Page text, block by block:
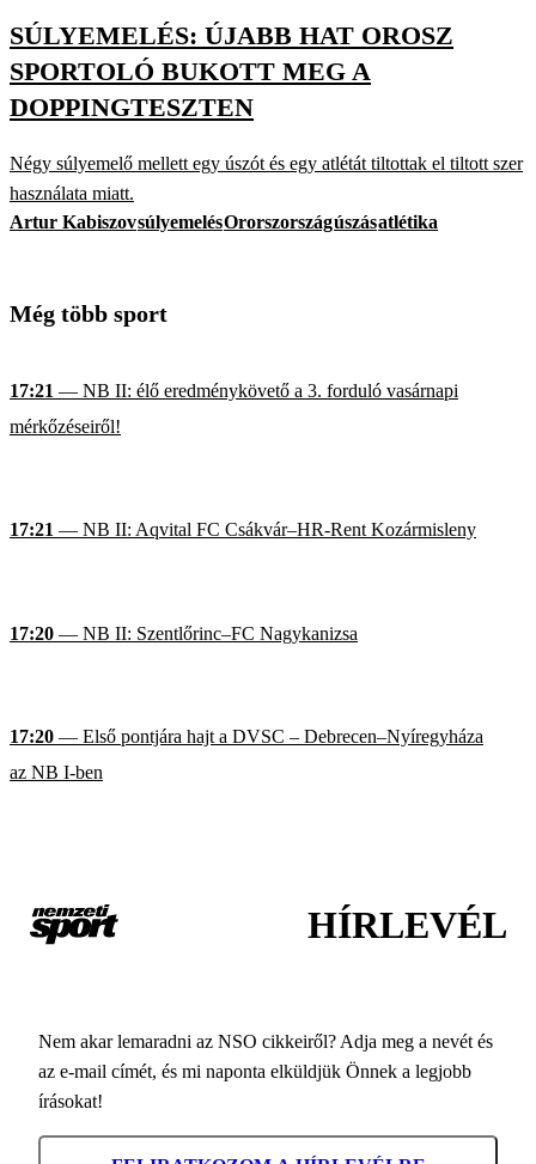
SÚLYEMELÉS: ÚJABB HAT OROSZ
SPORTOLÓ BUKOTT MEG A
DOPPINGTESZTEN
Négy súlyemelő mellett egy úszót és egy atlétát tiltottak el tiltott szer
használata miatt.
Artur KabiszovsúlyemelésOrorszországúszásatlétika
Még több sport
17:21 — NB II: élő eredménykövető a 3. forduló vasárnapi
mérkőzéseiről!
17:21 — NB II: Aqvital FC Csákvár–HR-Rent Kozármisleny
17:20 — NB II: Szentlőrinc–FC Nagykanizsa
17:20 — Első pontjára hajt a DVSC – Debrecen–Nyíregyháza
az NB I-ben
HÍRLEVÉL
Nem akar lemaradni az NSO cikkeiről? Adja meg a nevét és
az e-mail címét, és mi naponta elküldjük Önnek a legjobb
írásokat!